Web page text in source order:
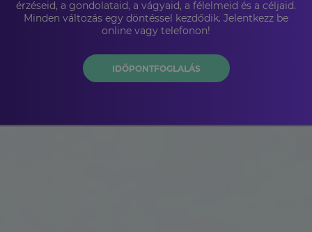
érzéseid, a gondolataid, a vágyaid, a félelmeid és a céljaid.
Minden változás egy döntéssel kezdődik. Jelentkezz be
online vagy telefonon!
IDŐPONTFOGLALÁS